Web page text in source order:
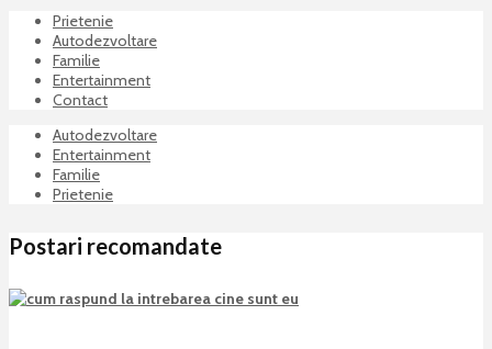
Prietenie
Autodezvoltare
Familie
Entertainment
Contact
Autodezvoltare
Entertainment
Familie
Prietenie
Postari recomandate